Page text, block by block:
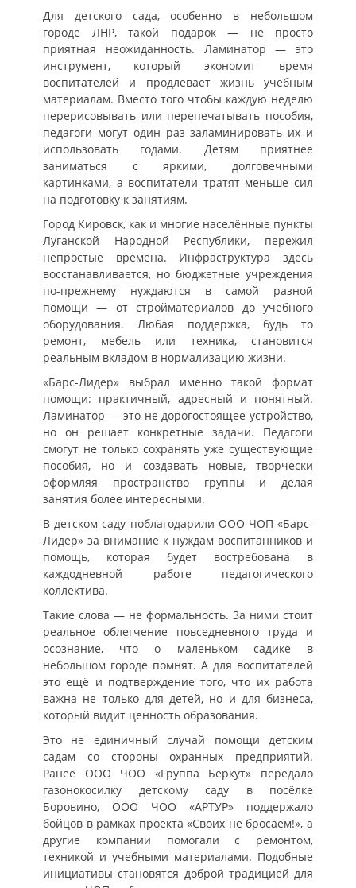
Для детского сада, особенно в небольшом
городе ЛНР, такой подарок — не просто
приятная неожиданность. Ламинатор — это
инструмент, который экономит время
воспитателей и продлевает жизнь учебным
материалам. Вместо того чтобы каждую неделю
перерисовывать или перепечатывать пособия,
педагоги могут один раз заламинировать их и
использовать годами. Детям приятнее
заниматься с яркими, долговечными
картинками, а воспитатели тратят меньше сил
на подготовку к занятиям.
Город Кировск, как и многие населённые пункты
Луганской Народной Республики, пережил
непростые времена. Инфраструктура здесь
восстанавливается, но бюджетные учреждения
по-прежнему нуждаются в самой разной
помощи — от стройматериалов до учебного
оборудования. Любая поддержка, будь то
ремонт, мебель или техника, становится
реальным вкладом в нормализацию жизни.
«Барс-Лидер» выбрал именно такой формат
помощи: практичный, адресный и понятный.
Ламинатор — это не дорогостоящее устройство,
но он решает конкретные задачи. Педагоги
смогут не только сохранять уже существующие
пособия, но и создавать новые, творчески
оформляя пространство группы и делая
занятия более интересными.
В детском саду поблагодарили ООО ЧОП «Барс-
Лидер» за внимание к нуждам воспитанников и
помощь, которая будет востребована в
каждодневной работе педагогического
коллектива.
Такие слова — не формальность. За ними стоит
реальное облегчение повседневного труда и
осознание, что о маленьком садике в
небольшом городе помнят. А для воспитателей
это ещё и подтверждение того, что их работа
важна не только для детей, но и для бизнеса,
который видит ценность образования.
Это не единичный случай помощи детским
садам со стороны охранных предприятий.
Ранее ООО ЧОО «Группа Беркут» передало
газонокосилку детскому саду в посёлке
Боровино, ООО ЧОО «АРТУР» поддержало
бойцов в рамках проекта «Своих не бросаем!», а
другие компании помогали с ремонтом,
техникой и учебными материалами. Подобные
инициативы становятся доброй традицией для